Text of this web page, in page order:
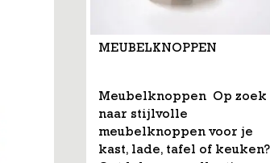
MEUBELKNOPPEN
Meubelknoppen Op zoek
naar stijlvolle
meubelknoppen voor je
kast, lade, tafel of keuken?